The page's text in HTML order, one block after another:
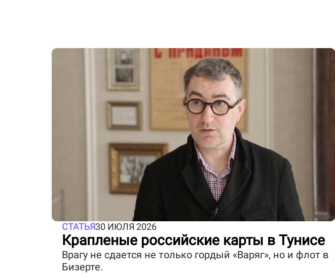
СТАТЬЯ30 ИЮЛЯ 2026
Крапленые российские карты в Тунисе
Врагу не сдается не только гордый «Варяг», но и флот в
Бизерте.